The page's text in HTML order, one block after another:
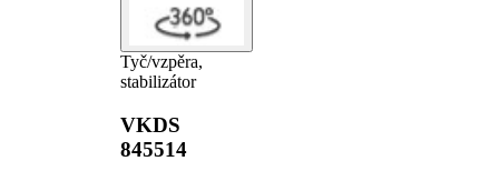
Tyč/vzpěra,
stabilizátor
VKDS
845514